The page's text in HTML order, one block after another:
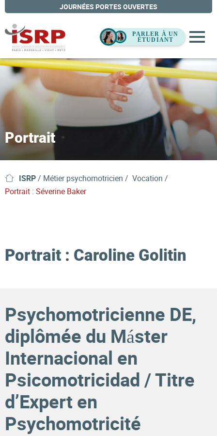
JOURNÉES PORTES OUVERTES
Portrait
ISRP/ Métier psychomotricien
Vocation
Portrait : Séverine Baker
Portrait : Caroline Golitin
Psychomotricienne DE,
diplômée du Máster
Internacional en
Psicomotricidad / Titre
d’Expert en
Psychomotricité